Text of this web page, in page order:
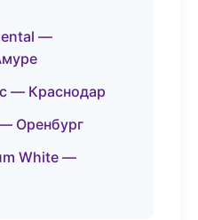
—
— Краснодар
Оренбург
White —